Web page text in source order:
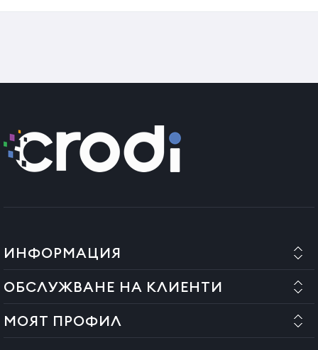
ИНФОРМАЦИЯ
ОБСЛУЖВАНЕ НА КЛИЕНТИ
МОЯТ ПРОФИЛ